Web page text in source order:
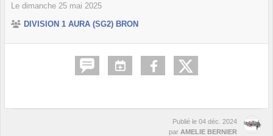
Le dimanche 25 mai 2025
DIVISION 1 AURA (SG2) BRON
Publié le 04 déc. 2024
par AMELIE BERNIER